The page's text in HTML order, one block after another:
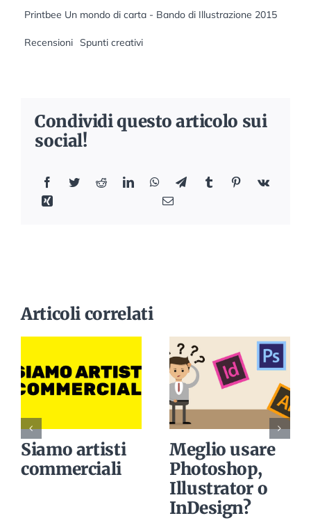
Printbee Un mondo di carta - Bando di Illustrazione 2015
Recensioni Spunti creativi
Condividi questo articolo sui
social!
Articoli correlati
Siamo artisti
commerciali
Meglio usare
Photoshop,
Illustrator o
InDesign?